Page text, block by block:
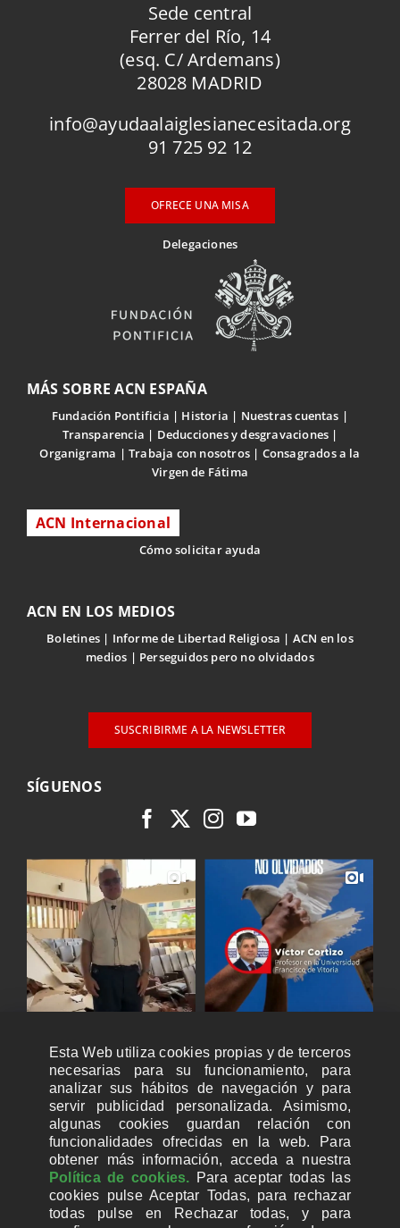
Sede central
Ferrer del Río, 14
(esq. C/ Ardemans)
28028 MADRID
info@ayudaalaiglesianecesitada.org
91 725 92 12
OFRECE UNA MISA
Delegaciones
MÁS SOBRE ACN ESPAÑA
Fundación Pontificia Historia
Nuestras cuentas
Transparencia
Deducciones y desgravaciones
Organigrama
Trabaja con nosotros
Consagrados a la
Virgen de Fátima
ACN Internacional
Cómo solicitar ayuda
ACN EN LOS MEDIOS
Boletines Informe de Libertad Religiosa
ACN en los
medios
Perseguidos pero no olvidados
SUSCRIBIRME A LA NEWSLETTER
SÍGUENOS
Esta Web utiliza cookies propias y de terceros
necesarias para su funcionamiento, para
analizar sus hábitos de navegación y para
servir publicidad personalizada. Asimismo,
algunas cookies guardan relación con
funcionalidades ofrecidas en la web. Para
obtener más información, acceda a nuestra
Política de cookies. Para aceptar todas las
cookies pulse Aceptar Todas, para rechazar
todas pulse en Rechazar todas, y para